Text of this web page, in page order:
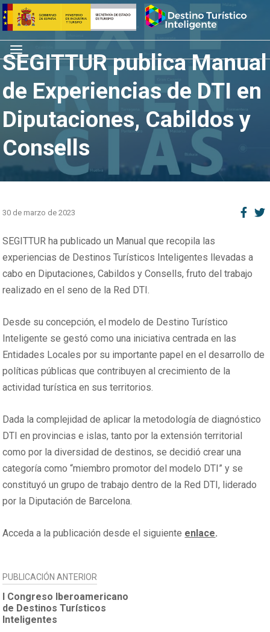
Saltar
al
contenido
Inicio
Menú
SEGITTUR publica Manual
de Experiencias de DTI en
Diputaciones, Cabildos y
Consells
30 de marzo de 2023
SEGITTUR ha publicado un Manual que recopila las
experiencias de Destinos Turísticos Inteligentes llevadas a
cabo en Diputaciones, Cabildos y Consells, fruto del trabajo
realizado en el seno de la Red DTI.
Desde su concepción, el modelo de Destino Turístico
Inteligente se gestó como una iniciativa centrada en las
Entidades Locales por su importante papel en el desarrollo de
políticas públicas que contribuyen al crecimiento de la
actividad turística en sus territorios.
Dada la complejidad de aplicar la metodología de diagnóstico
DTI en provincias e islas, tanto por la extensión territorial
como por la diversidad de destinos, se decidió crear una
categoría como “miembro promotor del modelo DTI” y se
constituyó un grupo de trabajo dentro de la Red DTI, liderado
por la Diputación de Barcelona.
Acceda a la publicación desde el siguiente enlace.
NAVEGACIÓN
DE
ENTRADAS
PUBLICACIÓN ANTERIOR
I Congreso Iberoamericano
de Destinos Turísticos
Inteligentes